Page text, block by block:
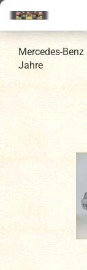
Mercedes-
Jahre